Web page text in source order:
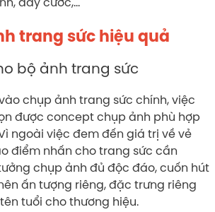
trang sức hiệu quả
bộ ảnh trang sức
chụp ảnh trang sức chính, việc
được concept chụp ảnh phù hợp
ngoài việc đem đến giá trị về vẻ
điểm nhấn cho trang sức cần
chụp ảnh đủ độc đáo, cuốn hút
ấn tượng riêng, đặc trưng riêng
tuổi cho thương hiệu.